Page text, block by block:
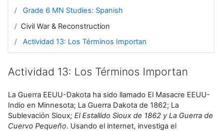
Grade 6 MN Studies: Spanish
Civil War & Reconstruction
Actividad 13: Los Términos Importan
Actividad 13: Los Términos Importan
La Guerra EEUU-Dakota ha sido llamado El Masacre EEUU-
Indio en Minnesota; La Guerra Dakota de 1862; La
Sublevación Sioux; El Estallido Sioux de 1862 y La Guerra de
Cuervo Pequeño. Usando el internet, investiga el